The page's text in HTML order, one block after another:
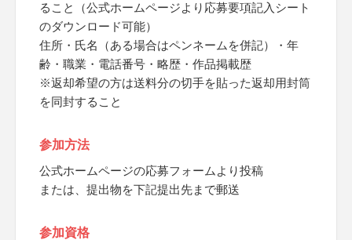
ること（公式ホームページより応募要項記入シート
のダウンロード可能）
住所・氏名（ある場合はペンネームを併記）・年
齢・職業・電話番号・略歴・作品掲載歴
※返却希望の方は送料分の切手を貼った返却用封筒
を同封すること
参加方法
公式ホームページの応募フォームより投稿
または、提出物を下記提出先まで郵送
参加資格